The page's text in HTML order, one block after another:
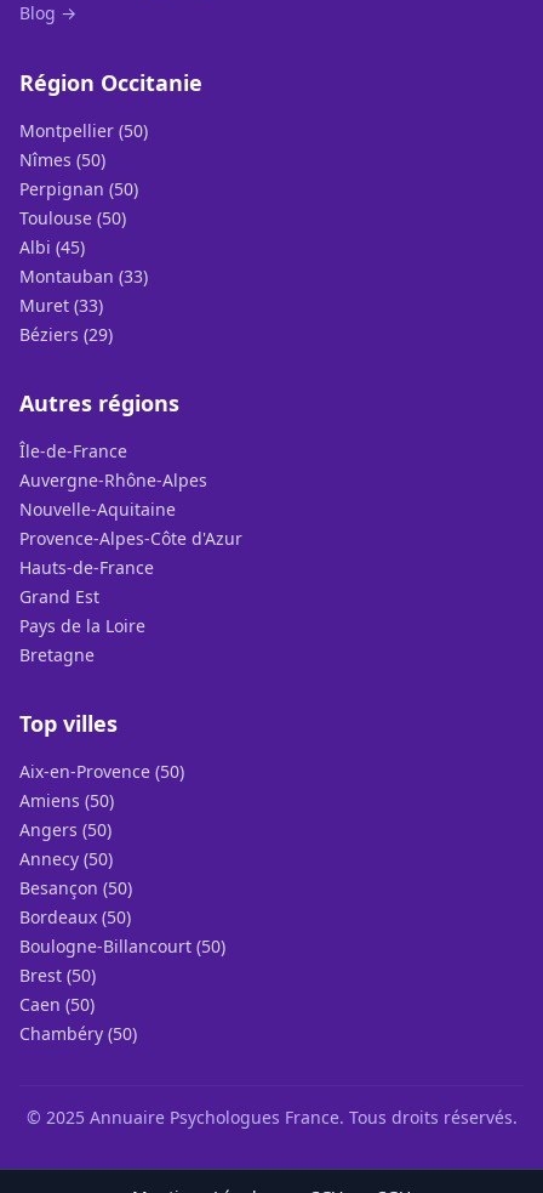
Blog →
Région Occitanie
Montpellier (50)
Nîmes (50)
Perpignan (50)
Toulouse (50)
Albi (45)
Montauban (33)
Muret (33)
Béziers (29)
Autres régions
Île-de-France
Auvergne-Rhône-Alpes
Nouvelle-Aquitaine
Provence-Alpes-Côte d'Azur
Hauts-de-France
Grand Est
Pays de la Loire
Bretagne
Top villes
Aix-en-Provence (50)
Amiens (50)
Angers (50)
Annecy (50)
Besançon (50)
Bordeaux (50)
Boulogne-Billancourt (50)
Brest (50)
Caen (50)
Chambéry (50)
© 2025 Annuaire Psychologues France. Tous droits réservés.